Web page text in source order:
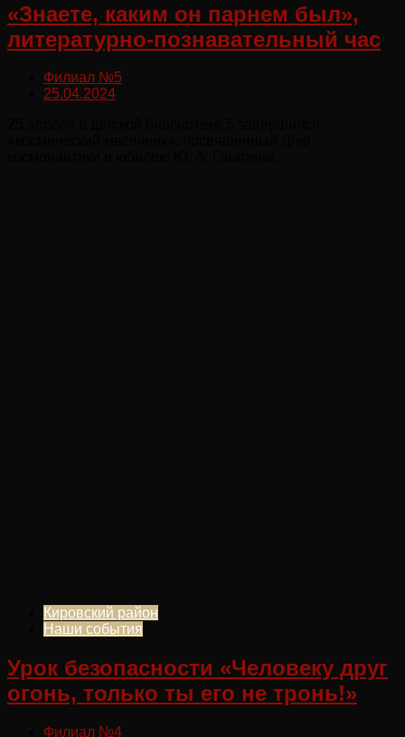
«Знаете, каким он парнем был»,
литературно-познавательный час
Филиал №5
25.04.2024
Кировский район
Наши события
Урок безопасности «Человеку друг
огонь, только ты его не тронь!»
Филиал №4